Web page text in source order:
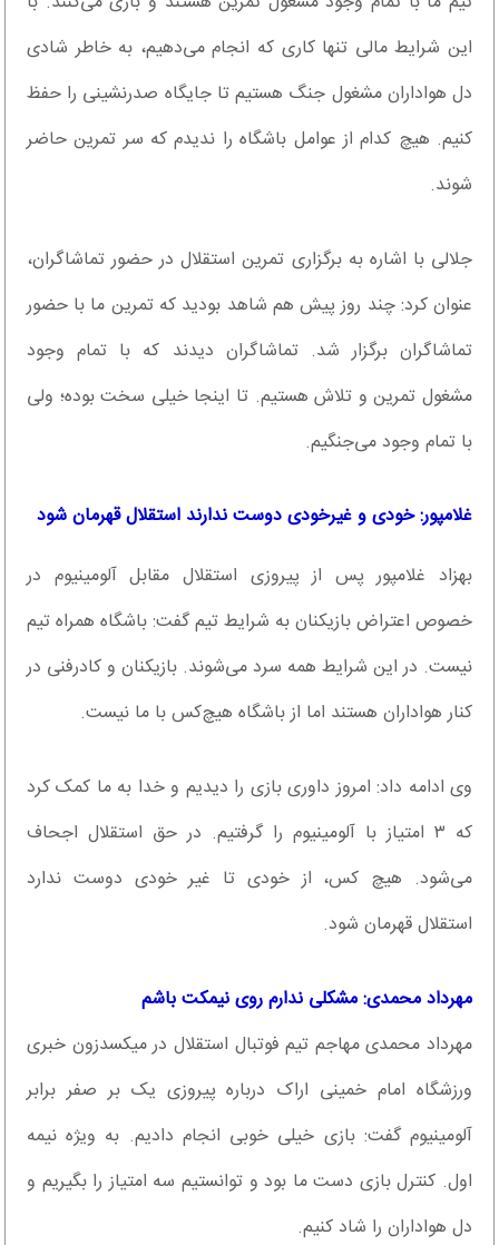
این شرایط مالی تنها کاری که انجام می‌دهیم، به خاطر شادی
دل هواداران مشغول جنگ هستیم تا جایگاه صدرنشینی را حفظ
کنیم. هیچ کدام از عوامل باشگاه را ندیدم که سر تمرین حاضر
شوند.
جلالی با اشاره به برگزاری تمرین استقلال در حضور تماشاگران،
عنوان کرد: چند روز پیش هم شاهد بودید که تمرین ما با حضور
تماشاگران برگزار شد. تماشاگران دیدند که با تمام وجود
مشغول تمرین و تلاش هستیم. تا اینجا خیلی سخت بوده؛ ولی
با تمام وجود می‌جنگیم.
غلامپور: خودی و غیرخودی دوست ندارند استقلال قهرمان شود
بهزاد غلامپور پس از پیروزی استقلال مقابل آلومینیوم در
خصوص اعتراض بازیکنان به شرایط تیم گفت: باشگاه همراه تیم
نیست. در این شرایط همه سرد می‌شوند. بازیکنان و کادرفنی در
کنار هواداران هستند اما از باشگاه هیچ‌کس با ما نیست.
وی ادامه داد: امروز داوری بازی را دیدیم و خدا به ما کمک کرد
که ۳ امتیاز با آلومینیوم را گرفتیم. در حق استقلال اجحاف
می‌شود. هیچ کس، از خودی تا غیر خودی دوست ندارد
استقلال قهرمان شود.
مهرداد محمدی: مشکلی ندارم روی نیمکت باشم
مهرداد محمدی مهاجم تیم فوتبال استقلال در میکسدزون خبری
ورزشگاه امام خمینی اراک درباره پیروزی یک بر صفر برابر
آلومینیوم گفت: بازی خیلی خوبی انجام دادیم. به ویژه نیمه
اول. کنترل بازی دست ما بود و توانستیم سه امتیاز را بگیریم و
دل هواداران را شاد کنیم.